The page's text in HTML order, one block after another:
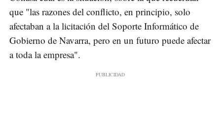
que "las razones del conflicto, en principio, solo
afectaban a la licitación del Soporte Informático de
Gobierno de Navarra, pero en un futuro puede afectar
a toda la empresa".